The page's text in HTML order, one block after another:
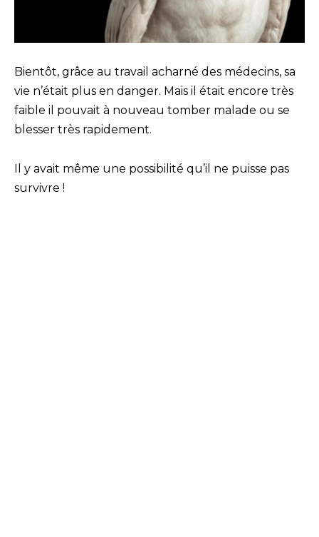
Bientôt, grâce au travail acharné des médecins, sa
vie n’était plus en danger. Mais il était encore très
faible il pouvait à nouveau tomber malade ou se
blesser très rapidement.
Il y avait même une possibilité qu’il ne puisse pas
survivre !